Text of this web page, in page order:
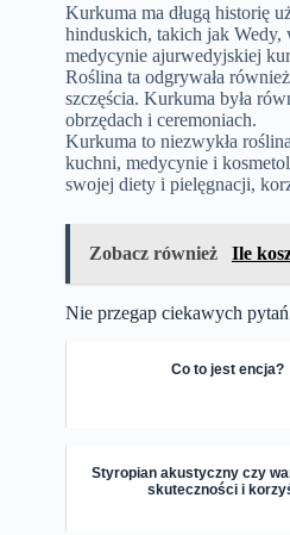
Kurkuma ma długą historię
hinduskich, takich jak Wedy,
medycynie ajurwedyjskiej
Roślina ta odgrywała
szczęścia. Kurkuma była
obrzędach i ceremoniach.
Kurkuma to niezwykła
kuchni, medycynie i
swojej diety i pielęgnacji,
Zobacz również Ile
Nie przegap ciekawych
Co to jest encja?
Styropian akustyczny czy
skuteczności i